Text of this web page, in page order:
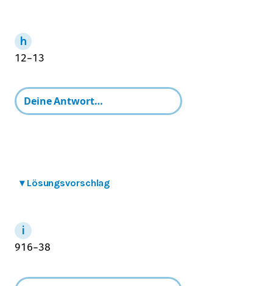
1 2−1 3
▾ Lösungsvorschlag
916−38